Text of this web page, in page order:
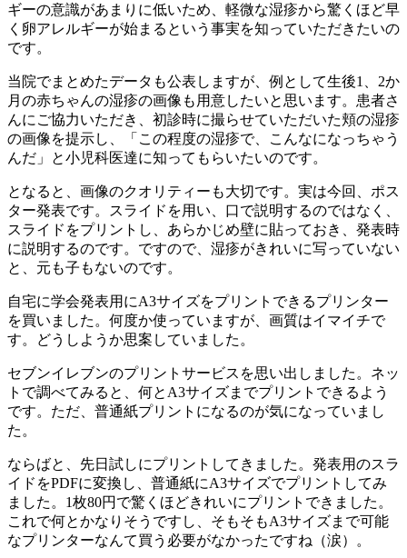
ギーの意識があまりに低いため、軽微な湿疹から驚くほど早
く卵アレルギーが始まるという事実を知っていただきたいの
です。
当院でまとめたデータも公表しますが、例として生後1、2か
月の赤ちゃんの湿疹の画像も用意したいと思います。患者さ
んにご協力いただき、初診時に撮らせていただいた頬の湿疹
の画像を提示し、「この程度の湿疹で、こんなになっちゃう
んだ」と小児科医達に知ってもらいたいのです。
となると、画像のクオリティーも大切です。実は今回、ポス
ター発表です。スライドを用い、口で説明するのではなく、
スライドをプリントし、あらかじめ壁に貼っておき、発表時
に説明するのです。ですので、湿疹がきれいに写っていない
と、元も子もないのです。
自宅に学会発表用にA3サイズをプリントできるプリンター
を買いました。何度か使っていますが、画質はイマイチで
す。どうしようか思案していました。
セブンイレブンのプリントサービスを思い出しました。ネッ
トで調べてみると、何とA3サイズまでプリントできるよう
です。ただ、普通紙プリントになるのが気になっていまし
た。
ならばと、先日試しにプリントしてきました。発表用のスラ
イドをPDFに変換し、普通紙にA3サイズでプリントしてみ
ました。1枚80円で驚くほどきれいにプリントできました。
これで何とかなりそうですし、そもそもA3サイズまで可能
なプリンターなんて買う必要がなかったですね（涙）。